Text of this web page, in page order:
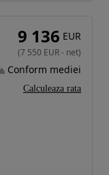
9 136 EUR
(7 550 EUR- net)
Conform mediei
Calculeaza rata